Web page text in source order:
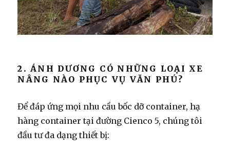
2. ÁNH DƯƠNG CÓ NHỮNG LOẠI XE
NÂNG NÀO PHỤC VỤ VĂN PHÚ?
Để đáp ứng mọi nhu cầu bốc dỡ container, hạ
hàng container tại đường Cienco 5, chúng tôi
đầu tư đa dạng thiết bị: